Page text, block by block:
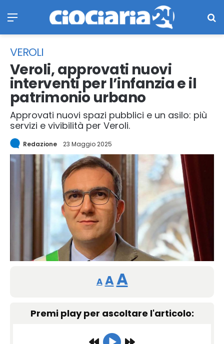
VEROLI
Veroli, approvati nuovi
interventi per l’infanzia e il
patrimonio urbano
Approvati nuovi spazi pubblici e un asilo: più
servizi e vivibilità per Veroli.
Redazione 23 Maggio 2025
A
Reducir
tamaño
fuente.
A Restablecer
de
fuente
AAumentar
tamaño
Premi play per ascoltare l'articolo: